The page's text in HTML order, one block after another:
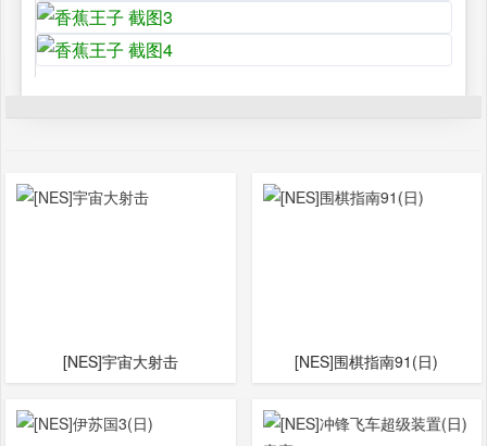
[NES]宇宙大射击 [NES]围棋指南91(日)